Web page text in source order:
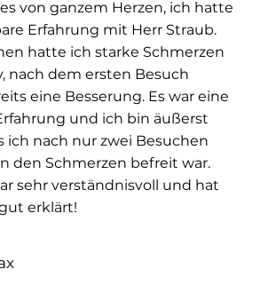
von ganzem Herzen, ich hatte
Erfahrung mit Herr Straub.
hatte ich starke Schmerzen
nach dem ersten Besuch
eine Besserung. Es war eine
und ich bin äußerst
ich nach nur zwei Besuchen
den Schmerzen befreit war.
sehr verständnisvoll und hat
erklärt!